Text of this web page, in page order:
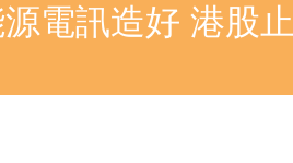
電訊造好 港股